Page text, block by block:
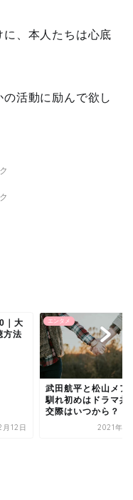
、本人たちは心底
活動に励んで欲し
｜大
方法
12日
エンタメ
武田航平と松山メア
馴れ初めはドラマ共
交際はいつから？
2021年1